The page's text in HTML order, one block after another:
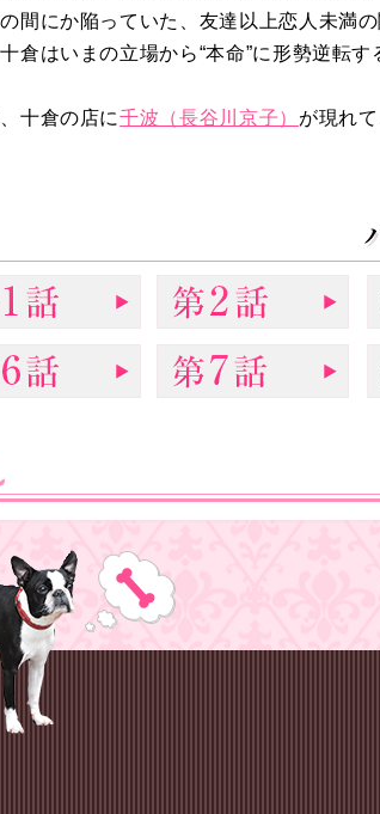
間にか陥っていた、友達以上恋人未満
倉はいまの立場から“本命”に形勢逆転す
十倉の店に千波（長谷川京子） が現れ